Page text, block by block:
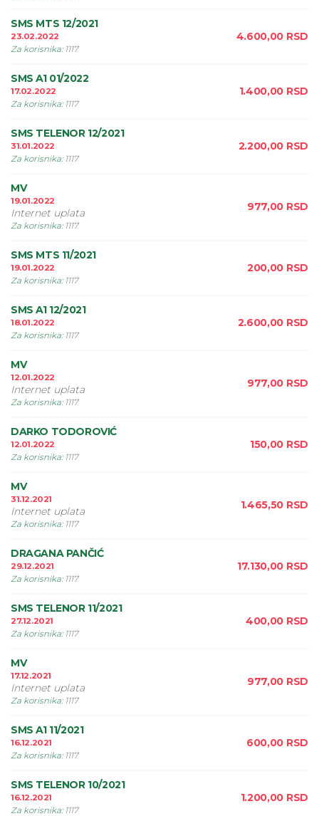
SMS MTS 12/2021
23.02.2022
Za korisnika: 1117
4.600,00 RSD
SMS A1 01/2022
17.02.2022
Za korisnika: 1117
1.400,00 RSD
SMS TELENOR 12/2021
31.01.2022
Za korisnika: 1117
2.200,00 RSD
MV
19.01.2022
Internet uplata
Za korisnika: 1117
977,00 RSD
SMS MTS 11/2021
19.01.2022
Za korisnika: 1117
200,00 RSD
SMS A1 12/2021
18.01.2022
Za korisnika: 1117
2.600,00 RSD
MV
12.01.2022
Internet uplata
Za korisnika: 1117
977,00 RSD
DARKO TODOROVIĆ
12.01.2022
Za korisnika: 1117
150,00 RSD
MV
31.12.2021
Internet uplata
Za korisnika: 1117
1.465,50 RSD
DRAGANA PANČIĆ
29.12.2021
Za korisnika: 1117
17.130,00 RSD
SMS TELENOR 11/2021
27.12.2021
Za korisnika: 1117
400,00 RSD
MV
17.12.2021
Internet uplata
Za korisnika: 1117
977,00 RSD
SMS A1 11/2021
16.12.2021
Za korisnika: 1117
600,00 RSD
SMS TELENOR 10/2021
16.12.2021
Za korisnika: 1117
1.200,00 RSD